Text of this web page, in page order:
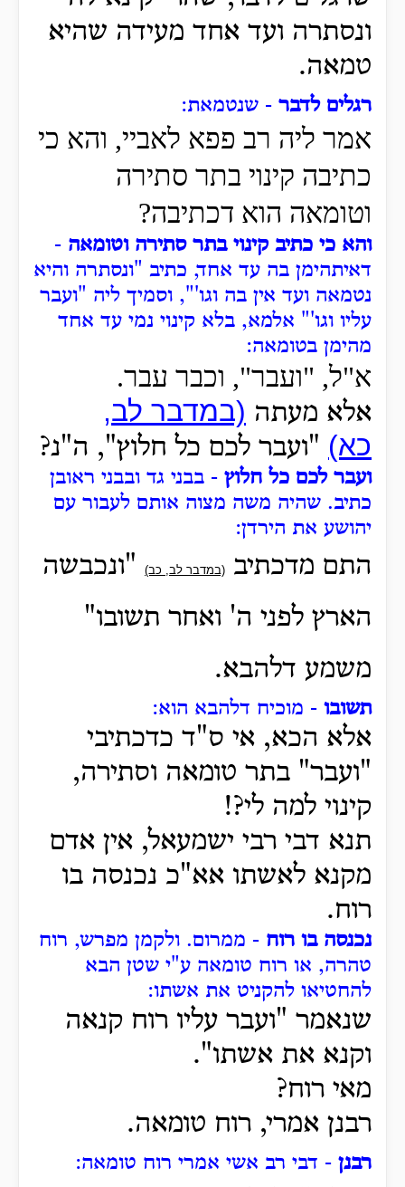
ונסתרה ועד אחד מעידה שהיא
טמאה.
רגלים לדבר - שנטמאת:
אמר ליה רב פפא לאביי, והא כי
כתיבה קינוי בתר סתירה
וטומאה הוא דכתיבה?
והא כי כתיב קינוי בתר סתירה וטומאה -
דאיתהימן בה עד אחד, כתיב "ונסתרה והיא
נטמאה ועד אין בה וגו'", וסמיך ליה "ועבר
עליו וגו'" אלמא, בלא קינוי נמי עד אחד
מהימן בטומאה:
א"ל, "ועבר", וכבר עבר.
אלא מעתה (במדבר לב,
כא) "ועבר לכם כל חלוץ", ה"נ?
ועבר לכם כל חלוץ - בבני גד ובבני ראובן
כתיב. שהיה משה מצוה אותם לעבור עם
יהושע את הירדן:
התם מדכתיב (במדבר לב, כב)
"ונכבשה
הארץ לפני ה' ואחר תשובו"
משמע דלהבא.
תשובו - מוכיח דלהבא הוא:
אלא הכא, אי ס"ד כדכתיבי
"ועבר" בתר טומאה וסתירה,
קינוי למה לי?!
תנא דבי רבי ישמעאל, אין אדם
מקנא לאשתו אא"כ נכנסה בו
רוח.
נכנסה בו רוח - ממרום. ולקמן מפרש, רוח
טהרה, או רוח טומאה ע"י שטן הבא
להחטיאו להקניט את אשתו:
שנאמר "ועבר עליו רוח קנאה
וקנא את אשתו".
מאי רוח?
רבנן אמרי, רוח טומאה.
רבנן - דבי רב אשי אמרי רוח טומאה: